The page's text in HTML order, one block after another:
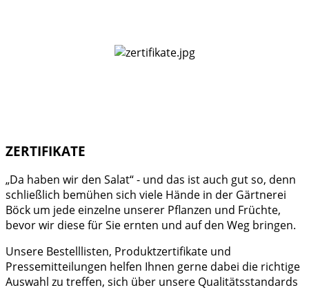
ZERTIFIKATE
„Da haben wir den Salat“ - und das ist auch gut so, denn
schließlich bemühen sich viele Hände in der Gärtnerei
Böck um jede einzelne unserer Pflanzen und Früchte,
bevor wir diese für Sie ernten und auf den Weg bringen.
Unsere Bestelllisten, Produktzertifikate und
Pressemitteilungen helfen Ihnen gerne dabei die richtige
Auswahl zu treffen, sich über unsere Qualitätsstandards